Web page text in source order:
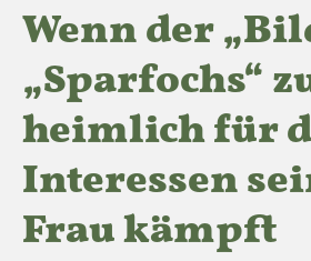
Wenn der
„Sparfochs“
heimlich für
Interessen
Frau kämpft